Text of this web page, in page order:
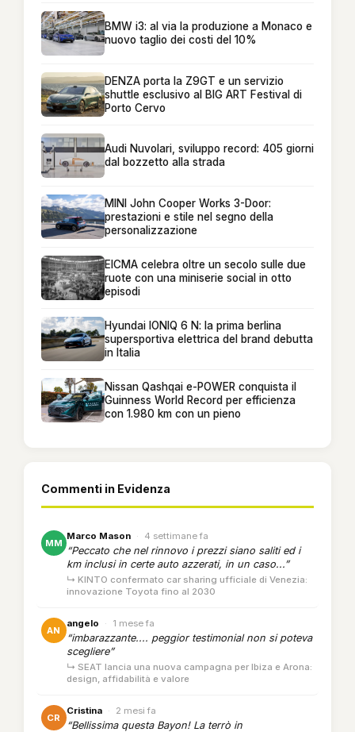
BMW i3: al via la produzione a Monaco e
nuovo taglio dei costi del 10%
DENZA porta la Z9GT e un servizio
shuttle esclusivo al BIG ART Festival di
Porto Cervo
Audi Nuvolari, sviluppo record: 405 giorni
dal bozzetto alla strada
MINI John Cooper Works 3-Door:
prestazioni e stile nel segno della
personalizzazione
EICMA celebra oltre un secolo sulle due
ruote con una miniserie social in otto
episodi
Hyundai IONIQ 6 N: la prima berlina
supersportiva elettrica del brand debutta
in Italia
Nissan Qashqai e-POWER conquista il
Guinness World Record per efficienza
con 1.980 km con un pieno
Commenti in Evidenza
MM
Marco Mason · 4 settimane fa
“Peccato che nel rinnovo i prezzi siano saliti ed i
km inclusi in certe auto azzerati, in un caso...”
↳ KINTO confermato car sharing ufficiale di Venezia:
innovazione Toyota fino al 2030
AN
angelo · 1 mese fa
“imbarazzante.... peggior testimonial non si poteva
scegliere”
↳ SEAT lancia una nuova campagna per Ibiza e Arona:
design, affidabilità e valore
CR
Cristina · 2 mesi fa
“Bellissima questa Bayon! La terrò in